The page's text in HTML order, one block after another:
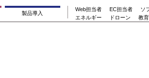
製品導入
Web担当者 EC担当者
ソ
エネルギー
ドローン 教